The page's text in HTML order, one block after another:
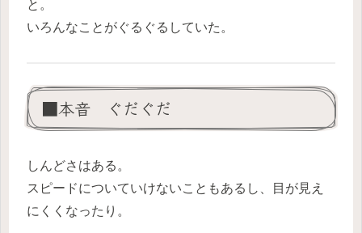
と。
いろんなことがぐるぐるしていた。
■本音 ぐだぐだ
しんどさはある。
スピードについていけないこともあるし、目が見え
にくくなったり。